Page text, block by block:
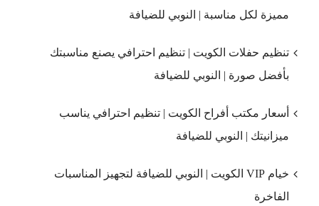
مميزة لكل مناسبة | النوبي للضيافة
تنظيم حفلات الكويت | تنظيم احترافي يصنع مناسبتك
بأفضل صورة | النوبي للضيافة
أسعار مكتب أفراح الكويت | تنظيم احترافي يناسب
ميزانيتك | النوبي للضيافة
خيام VIP الكويت | النوبي للضيافة لتجهيز المناسبات
الفاخرة